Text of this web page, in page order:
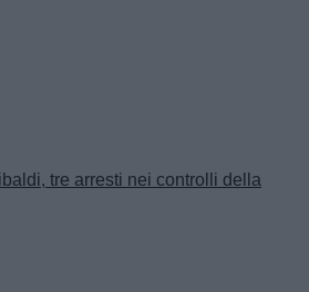
tre arresti nei controlli della